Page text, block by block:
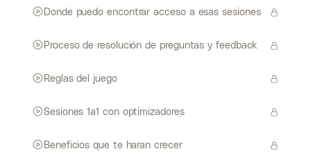
Donde puedo encontrar acceso a esas sesiones
Proceso de resolución de preguntas y feedback
Reglas del juego
Sesiones 1a1 con optimizadores
Beneficios que te haran crecer